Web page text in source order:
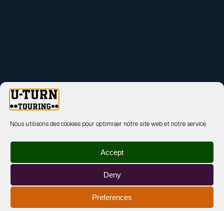
Nous utilisons des cookies pour optimiser notre site web et notre service.
Accept
Deny
Preferences